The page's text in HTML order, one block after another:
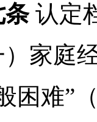
条认定
）家庭
困难”